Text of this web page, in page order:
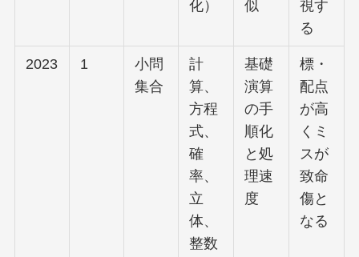
化）
似
視す
る
2023 1
小問
集合
計
算、
方程
式、
確
率、
立
体、
整数
基礎
演算
の手
順化
と処
理速
度
標・
配点
が高
くミ
スが
致命
傷と
なる